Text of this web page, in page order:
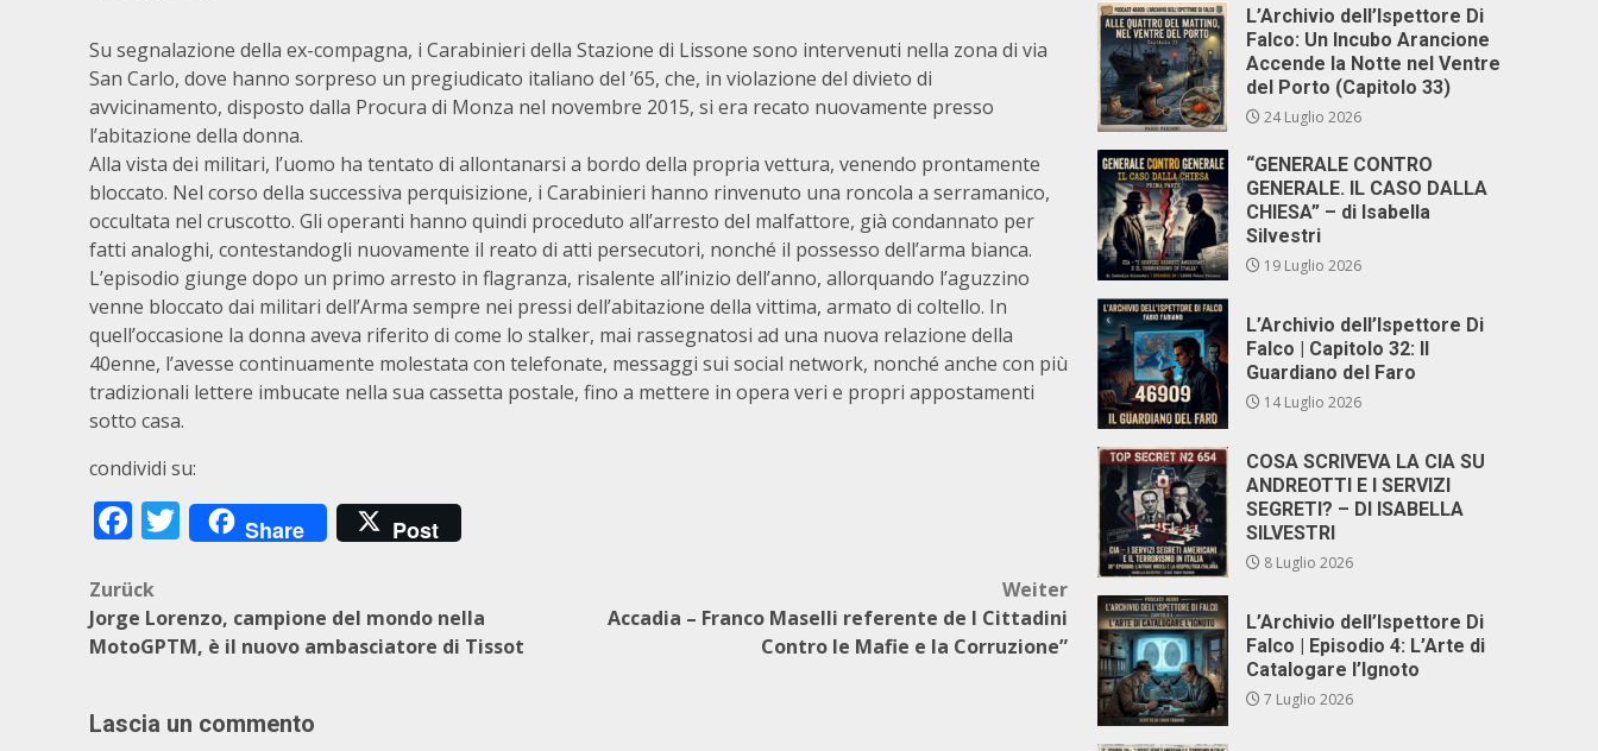
Su segnalazione della ex-compagna, i Carabinieri della Stazione di Lissone sono intervenuti nella zona di via
San Carlo, dove hanno sorpreso un pregiudicato italiano del ’65, che, in violazione del divieto di
avvicinamento, disposto dalla Procura di Monza nel novembre 2015, si era recato nuovamente presso
l’abitazione della donna.
Alla vista dei militari, l’uomo ha tentato di allontanarsi a bordo della propria vettura, venendo prontamente
bloccato. Nel corso della successiva perquisizione, i Carabinieri hanno rinvenuto una roncola a serramanico,
occultata nel cruscotto. Gli operanti hanno quindi proceduto all’arresto del malfattore, già condannato per
fatti analoghi, contestandogli nuovamente il reato di atti persecutori, nonché il possesso dell’arma bianca.
L’episodio giunge dopo un primo arresto in flagranza, risalente all’inizio dell’anno, allorquando l’aguzzino
venne bloccato dai militari dell’Arma sempre nei pressi dell’abitazione della vittima, armato di coltello. In
quell’occasione la donna aveva riferito di come lo stalker, mai rassegnatosi ad una nuova relazione della
40enne, l’avesse continuamente molestata con telefonate, messaggi sui social network, nonché anche con più
tradizionali lettere imbucate nella sua cassetta postale, fino a mettere in opera veri e propri appostamenti
sotto casa.
condividi su:
Facebook
Twitter
Share Post
Beitragsnavigation
Zurück
Jorge Lorenzo, campione del mondo nella
MotoGPTM, è il nuovo ambasciatore di Tissot
Weiter
Accadia – Franco Maselli referente de I Cittadini
Contro le Mafie e la Corruzione”
Lascia un commento
L’Archivio dell’Ispettore Di
Falco: Un Incubo Arancione
Accende la Notte nel Ventre
del Porto (Capitolo 33)
24 Luglio 2026
“GENERALE CONTRO
GENERALE. IL CASO DALLA
CHIESA” – di Isabella
Silvestri
19 Luglio 2026
L’Archivio dell’Ispettore Di
Falco | Capitolo 32: Il
Guardiano del Faro
14 Luglio 2026
COSA SCRIVEVA LA CIA SU
ANDREOTTI E I SERVIZI
SEGRETI? – DI ISABELLA
SILVESTRI
8 Luglio 2026
L’Archivio dell’Ispettore Di
Falco | Episodio 4: L’Arte di
Catalogare l’Ignoto
7 Luglio 2026